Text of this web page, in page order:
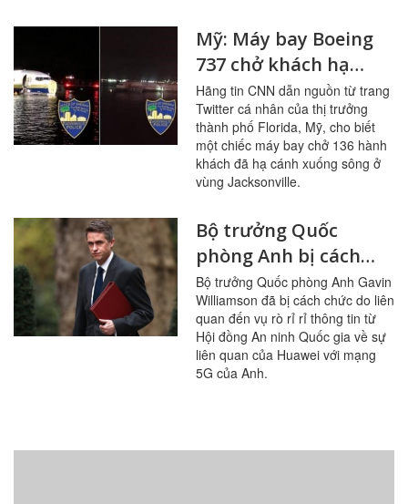
Mỹ: Máy bay Boeing
737 chở khách hạ
cánh xuống sông
Hãng tin CNN dẫn nguồn từ trang
Twitter cá nhân của thị trưởng
thành phố Florida, Mỹ, cho biết
một chiếc máy bay chở 136 hành
khách đã hạ cánh xuống sông ở
vùng Jacksonville.
Bộ trưởng Quốc
phòng Anh bị cách
chức vì rò rỉ thông tin
mật về Huawei
Bộ trưởng Quốc phòng Anh Gavin
Williamson đã bị cách chức do liên
quan đến vụ rò rỉ rỉ thông tin từ
Hội đồng An ninh Quốc gia về sự
liên quan của Huawei với mạng
5G của Anh.